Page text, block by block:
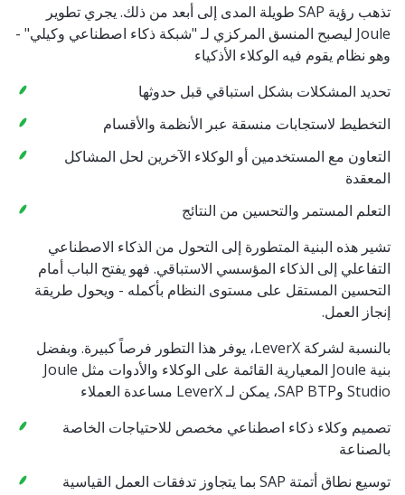
تذهب رؤية SAP طويلة المدى إلى أبعد من ذلك. يجري تطوير
Joule ليصبح المنسق المركزي لـ "شبكة ذكاء اصطناعي وكيلي" -
وهو نظام يقوم فيه الوكلاء الأذكياء
تحديد المشكلات بشكل استباقي قبل حدوثها
التخطيط لاستجابات منسقة عبر الأنظمة والأقسام
التعاون مع المستخدمين أو الوكلاء الآخرين لحل المشاكل
المعقدة
التعلم المستمر والتحسين من النتائج
تشير هذه البنية المتطورة إلى التحول من الذكاء الاصطناعي
التفاعلي إلى الذكاء المؤسسي الاستباقي. فهو يفتح الباب أمام
التحسين المستقل على مستوى النظام بأكمله - ويحول طريقة
إنجاز العمل.
بالنسبة لشركة LeverX، يوفر هذا التطور فرصاً كبيرة. وبفضل
بنية Joule المعيارية القائمة على الوكلاء والأدوات مثل Joule
Studio وSAP BTP، يمكن لـ LeverX مساعدة العملاء
تصميم وكلاء ذكاء اصطناعي مخصص للاحتياجات الخاصة
بالصناعة
توسيع نطاق أتمتة SAP بما يتجاوز تدفقات العمل القياسية